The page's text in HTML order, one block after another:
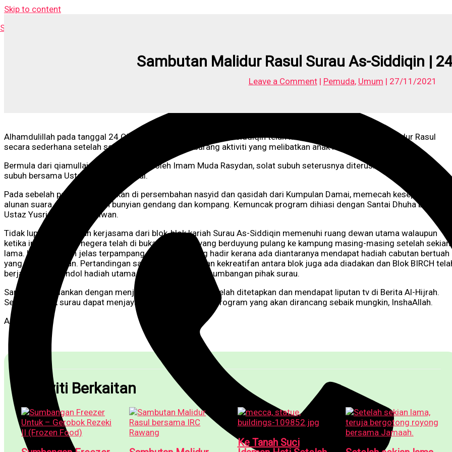
Skip to content
Surau As-Siddiqin
Sambutan Malidur Rasul Surau As-Siddiqin |
Leave a Comment | Pemuda, Umum | 27/11/2021
Alhamdulillah pada tanggal 24 Oktober 2021, pihak Surau As-Siddiqin telah menganjurkan Sambutan Malidur Rasul
secara sederhana setelah sekian lama sepi dari sebarang aktiviti yang melibatkan anak kariah.
Bermula dari qiamullai yang diImamkan oleh Imam Muda Rasydan, solat subuh seterusnya diteruskan dengan kuliah
subuh bersama Ustaz Harryanto Rizal.
Pada sebelah pagi nya diteruskan di persembahan nasyid dan qasidah dari Kumpulan Damai, memecah kesepian
alunan suara diadun dengan bunyian gendang dan kompang. Kemuncak program dihiasi dengan Santai Dhuha bersama
Ustaz Yusri dan saudara Iwan.
Tidak lupa juga dengan kerjasama dari blok-blok kariah Surau As-Siddiqin memenuhi ruang dewan utama walaupun
ketika ini sempadan negera telah di buka dan ramai yang berduyung pulang ke kampung masing-masing setelah sekian
lama. Kegembiraan jelas terpampang dikalangan yang hadir kerana ada diantaranya mendapat hadiah cabutan bertuah
yang agak lumayan. Pertandingan santai mempamerkan kekreatifan antara blok juga ada diadakan dan Blok BIRCH
berjaya menggondol hadiah utama bernilai RM500.00 sumbangan pihak surau.
Sambutan dijalankan dengan menjaga segala SOP yang telah ditetapkan dan mendapat liputan tv di Berita Al-Hijrah.
Semoga pihak surau dapat menjayakan lagi aktiviti atau program yang akan dirancang sebaik mungkin, InshaAllah.
Admin
Aktiviti Berkaitan
Ke Tanah Suci